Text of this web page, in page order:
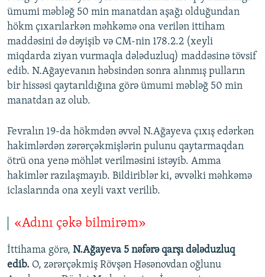
ümumi məbləğ 50 min manatdan aşağı olduğundan
hökm çıxarılarkən məhkəmə ona verilən ittiham
maddəsini də dəyişib və CM-nin 178.2.2 (xeyli
miqdarda ziyan vurmaqla dələduzluq) maddəsinə tövsif
edib. N.Ağayevanın həbsindən sonra alınmış pulların
bir hissəsi qaytarıldığına görə ümumi məbləğ 50 min
manatdan az olub.
Fevralın 19-da hökmdən əvvəl N.Ağayeva çıxış edərkən
hakimlərdən zərərçəkmişlərin pulunu qaytarmaqdan
ötrü ona yenə möhlət verilməsini istəyib. Amma
hakimlər razılaşmayıb. Bildiriblər ki, əvvəlki məhkəmə
iclaslarında ona xeyli vaxt verilib.
«Adını çəkə bilmirəm»
İttihama görə, N.Ağayeva 5 nəfərə qarşı dələduzluq
edib. O, zərərçəkmiş Rövşən Həsənovdan oğlunu